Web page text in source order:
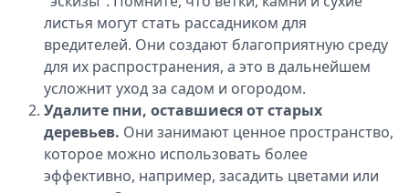
листья могут стать рассадником для
вредителей. Они создают благоприятную среду
для их распространения, а это в дальнейшем
усложнит уход за садом и огородом.
Удалите пни, оставшиеся от старых
деревьев. Они занимают ценное пространство,
которое можно использовать более
эффективно, например, засадить цветами или